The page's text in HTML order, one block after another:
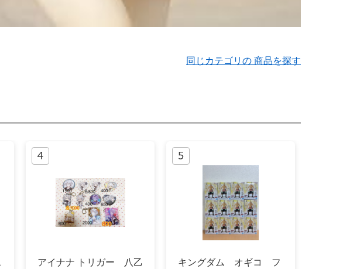
同じカテゴリの 商品を探す
アイナナ トリガー 八乙
キングダム オギコ フ